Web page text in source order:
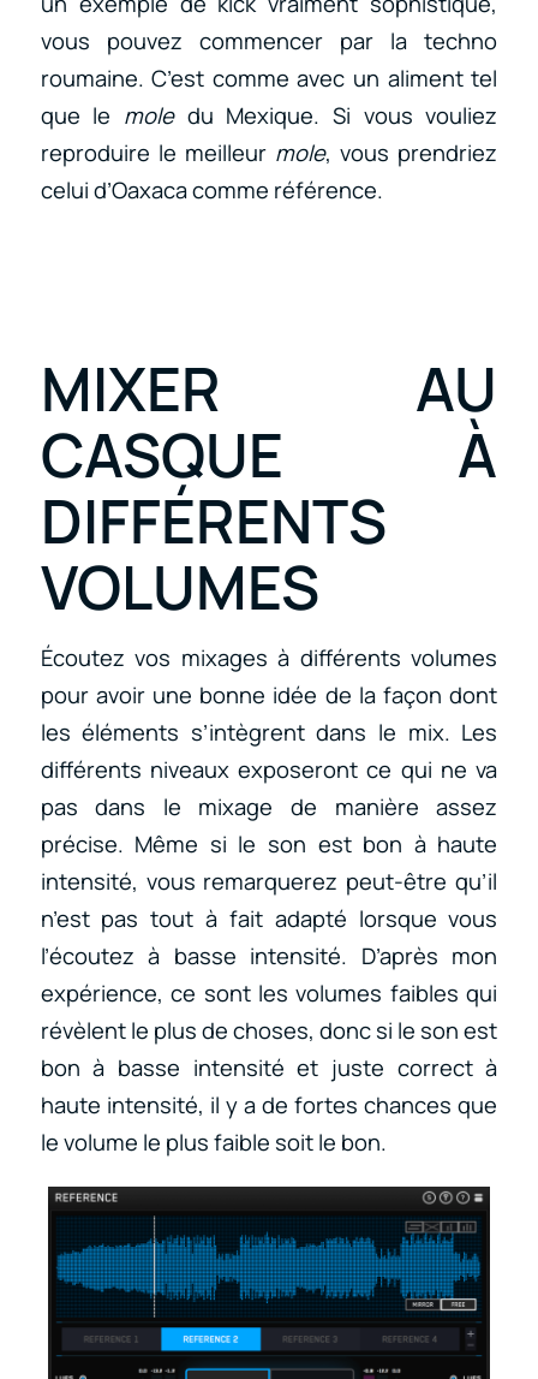
vous pouvez commencer par la techno
roumaine. C’est comme avec un aliment tel
que le moledu Mexique. Si vous vouliez
reproduire le meilleur mole, vous prendriez
celui d’Oaxaca comme référence.
MIXER AU
CASQUE À
DIFFÉRENTS
VOLUMES
Écoutez vos mixages à différents volumes
pour avoir une bonne idée de la façon dont
les éléments s’intègrent dans le mix. Les
différents niveaux exposeront ce qui ne va
pas dans le mixage de manière assez
précise. Même si le son est bon à haute
intensité, vous remarquerez peut-être qu’il
n’est pas tout à fait adapté lorsque vous
l’écoutez à basse intensité. D’après mon
expérience, ce sont les volumes faibles qui
révèlent le plus de choses, donc si le son est
bon à basse intensité et juste correct à
haute intensité, il y a de fortes chances que
le volume le plus faible soit le bon.